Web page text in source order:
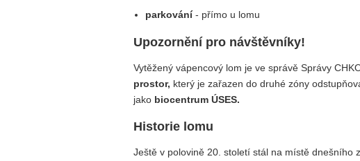
parkování- přímo u lomu
Upozornění pro návštěvníky!
Vytěžený vápencový lom je ve správě Správy
prostor, který je zařazen do druhé zóny
jako biocentrum ÚSES.
Historie lomu
Ještě v polovině 20. století stál na místě dnešního